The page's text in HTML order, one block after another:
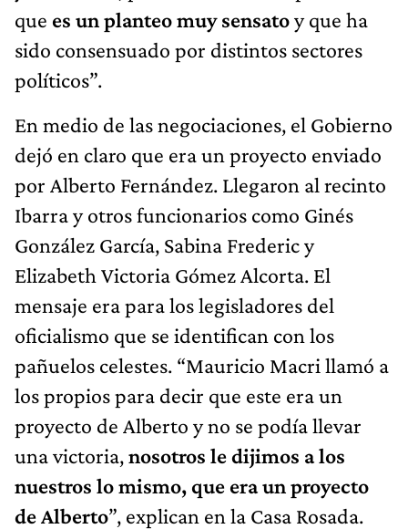
que es un planteo muy sensatoy que ha
sido consensuado por distintos sectores
políticos”.
En medio de las negociaciones, el Gobierno
dejó en claro que era un proyecto enviado
por Alberto Fernández. Llegaron al recinto
Ibarra y otros funcionarios como Ginés
González García, Sabina Frederic y
Elizabeth Victoria Gómez Alcorta. El
mensaje era para los legisladores del
oficialismo que se identifican con los
pañuelos celestes. “Mauricio Macri llamó a
los propios para decir que este era un
proyecto de Alberto y no se podía llevar
una victoria,nosotros le dijimos a los
nuestros lo mismo, que era un proyecto
de Alberto”, explican en la Casa Rosada.